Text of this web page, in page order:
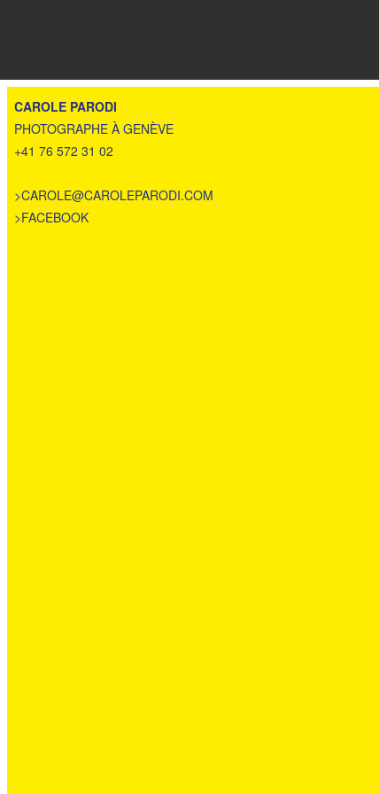
CAROLE PARODI
PHOTOGRAPHE À GENÈVE
+41 76 572 31 02
>CAROLE@CAROLEPARODI.COM
>FACEBOOK